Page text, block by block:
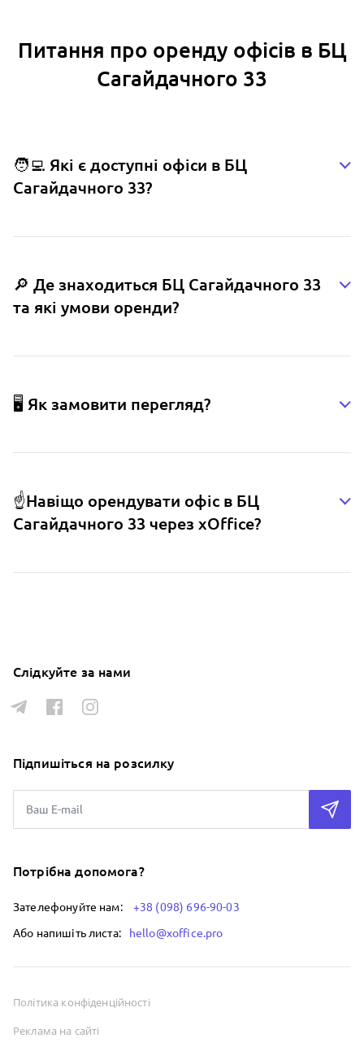
Питання про оренду офісів в БЦ
Сагайдачного 33
🧑‍💻 Які є доступні офіси в БЦ
Сагайдачного 33?
🔎 Де знаходиться БЦ Сагайдачного 33
та які умови оренди?
🖥️ Як замовити перегляд?
☝️Навіщо орендувати офіс в БЦ
Сагайдачного 33 через xOffice?
Слідкуйте за нами
Підпишіться на розсилку
Потрібна допомога?
Зателефонуйте нам:
+38 (098) 696-90-03
Або напишіть листа:
hello@xoffice.pro
Політика конфіденційності
Реклама на сайті